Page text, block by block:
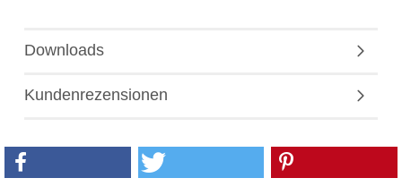
Downloads
Kundenrezensionen